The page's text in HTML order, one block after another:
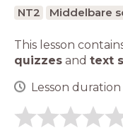
NT2 Middelbare
This lesson
quizzes and text
Lesson duration